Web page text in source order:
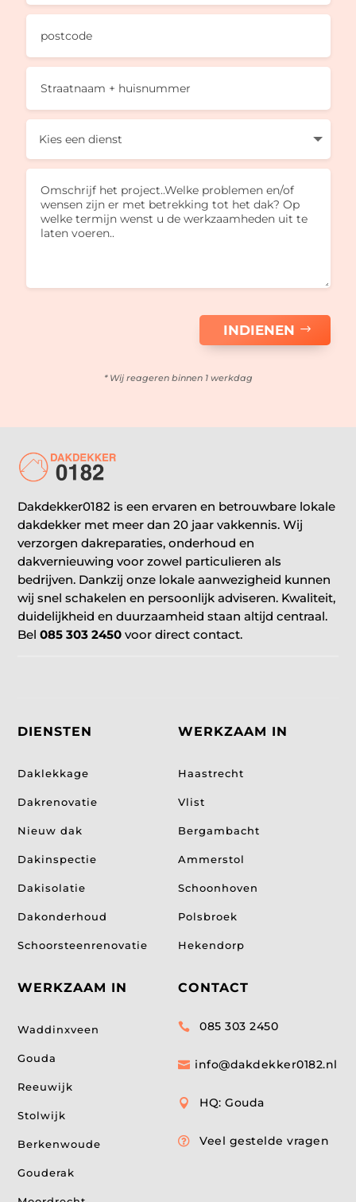
INDIENEN
* Wij reageren binnen 1 werkdag
Dakdekker0182 is een ervaren en betrouwbare lokale
dakdekker met meer dan 20 jaar vakkennis. Wij
verzorgen dakreparaties, onderhoud en
dakvernieuwing voor zowel particulieren als
bedrijven. Dankzij onze lokale aanwezigheid kunnen
wij snel schakelen en persoonlijk adviseren. Kwaliteit,
duidelijkheid en duurzaamheid staan altijd centraal.
Bel085 303 2450 voor direct contact.
DIENSTEN
Daklekkage
Dakrenovatie
Nieuw dak
Dakinspectie
Dakisolatie
Dakonderhoud
Schoorsteenrenovatie
WERKZAAM IN
Waddinxveen
Gouda
Reeuwijk
Stolwijk
Berkenwoude
Gouderak
WERKZAAM IN
Haastrecht
Vlist
Bergambacht
Ammerstol
Schoonhoven
Polsbroek
Hekendorp
CONTACT
 085 303 2450
 info@dakdekker0182.nl
 HQ: Gouda
 Veel gestelde vragen